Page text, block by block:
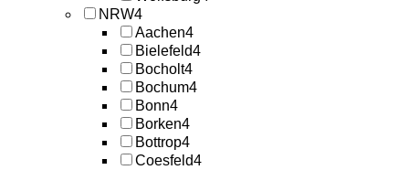
NRW4
Aachen4
Bielefeld4
Bocholt4
Bochum4
Bonn4
Borken4
Bottrop4
Coesfeld4